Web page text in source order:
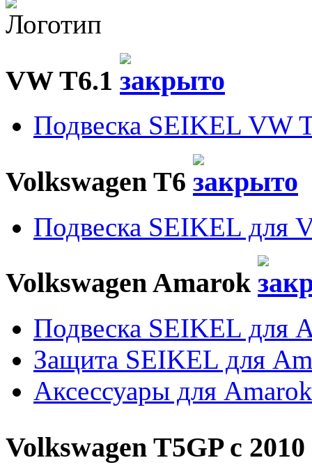
VW T6.1
Подвеска SEIKEL VW
Volkswagen T6
Подвеска SEIKEL для
Volkswagen Amarok
Подвеска SEIKEL для
Защита SEIKEL для
Аксессуары для Amarok
Volkswagen T5GP c